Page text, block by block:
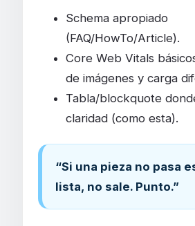
Schema apropiado
(FAQ/HowTo/Article).
Core Web Vitals
de imágenes y carga
Tabla/blockquote
claridad (como esta).
“Si una pieza no pasa
lista, no sale. Punto.”